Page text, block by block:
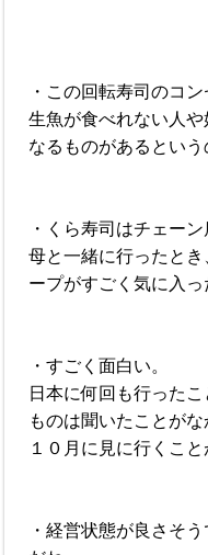
・この回転寿司のコ
生魚が食べれない人
なるものがあるという
・くら寿司はチェー
母と一緒に行ったと
ープがすごく気に入っ
・すごく面白い。
日本に何回も行った
ものは聞いたことがな
１０月に見に行くこ
・経営状態が良さそ